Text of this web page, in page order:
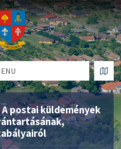
postai küldemények